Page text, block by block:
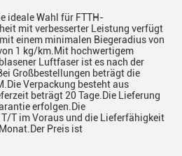
ideale Wahl für FTTH-
mit verbesserter Leistung verfügt
einem minimalen Biegeradius von
1 kg/km.Mit hochwertigem
Luftfaser ist es nach der
Großbestellungen beträgt die
Verpackung besteht aus
beträgt 20 Tage.Die Lieferung
erfolgen.Die
T im Voraus und die Lieferfähigkeit
Preis ist